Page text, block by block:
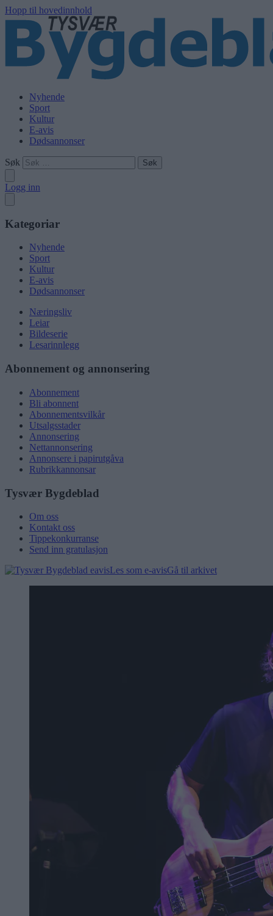
Hopp til hovedinnhold
Nyhende
Sport
Kultur
E-avis
Dødsannonser
Søk
Logg inn
Kategoriar
Nyhende
Sport
Kultur
E-avis
Dødsannonser
Næringsliv
Leiar
Bildeserie
Lesarinnlegg
Abonnement og annonsering
Abonnement
Bli abonnent
Abonnementsvilkår
Utsalgsstader
Annonsering
Nettannonsering
Annonsere i papirutgåva
Rubrikkannonsar
Tysvær Bygdeblad
Om oss
Kontakt oss
Tippekonkurranse
Send inn gratulasjon
Les som e-avisGå til arkivet